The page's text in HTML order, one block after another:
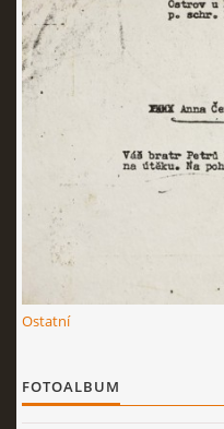
Ostatní
FOTOALBUM